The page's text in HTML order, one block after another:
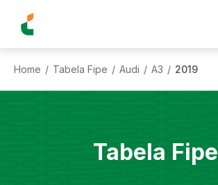
Home / Tabela Fipe / Audi / A3 / 2019
Tabela Fipe